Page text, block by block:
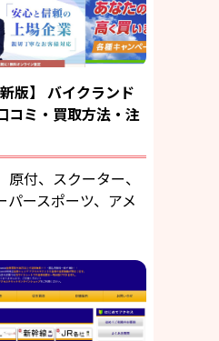
版】 バイクランド
コミ・買取方法・注
付、スクーター、
パースポーツ、アメ